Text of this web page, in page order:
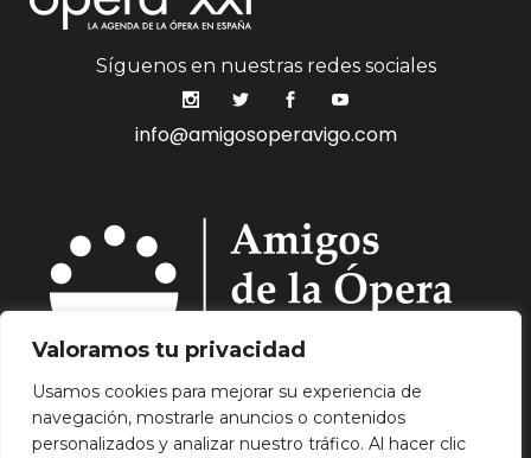
Valoramos tu privacidad
Usamos cookies para mejorar su experiencia de
navegación, mostrarle anuncios o contenidos
personalizados y analizar nuestro tráfico. Al hacer clic
Síguenos en nuestras redes sociales
info@amigosoperavigo.com
Quiénes Somos. Asóciate.
Mecenazgo.